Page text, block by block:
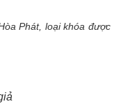
Phát, loại khóa được